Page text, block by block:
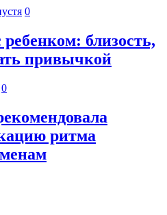
0
близость,
привычкой
0
ритма